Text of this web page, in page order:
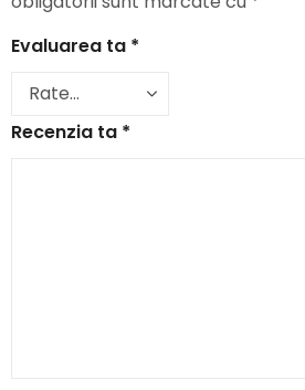
Evaluarea ta *
Recenzia ta *